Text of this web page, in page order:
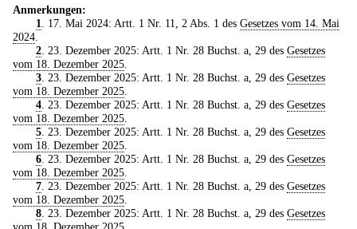
Anmerkungen:
1
. 17. Mai 2024: Artt. 1 Nr. 11, 2 Abs. 1 des Gesetzes vom 14. Mai
2024
2. 23. Dezember 2025: Artt. 1 Nr. 28 Buchst. a, 29 des Gesetzes
vom 18. Dezember 2025
3. 23. Dezember 2025: Artt. 1 Nr. 28 Buchst. a, 29 des Gesetzes
vom 18. Dezember 2025
4. 23. Dezember 2025: Artt. 1 Nr. 28 Buchst. a, 29 des Gesetzes
vom 18. Dezember 2025
5. 23. Dezember 2025: Artt. 1 Nr. 28 Buchst. a, 29 des Gesetzes
vom 18. Dezember 2025
6. 23. Dezember 2025: Artt. 1 Nr. 28 Buchst. a, 29 des Gesetzes
vom 18. Dezember 2025
7. 23. Dezember 2025: Artt. 1 Nr. 28 Buchst. a, 29 des Gesetzes
vom 18. Dezember 2025
8. 23. Dezember 2025: Artt. 1 Nr. 28 Buchst. a, 29 des Gesetzes